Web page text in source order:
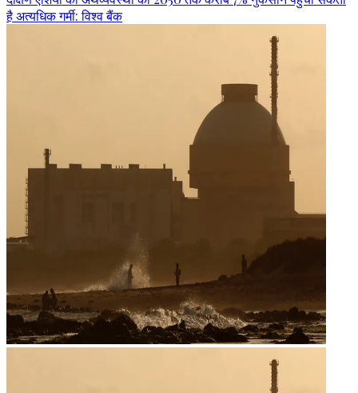
है अत्यधिक गर्मी: विश्व बैंक